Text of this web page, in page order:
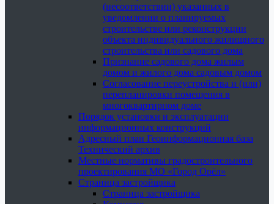
(несоответствии) указанных в
уведомлении о планируемых
строительстве или реконструкции
объекта индивидуального жилищного
строительства или садового дома
Признание садового дома жилым
домом и жилого дома садовым домом
Согласование переустройства и (или)
перепланировки помещения в
многоквартирном доме
Порядок установки и эксплуатации
информационных конструкций
Адресный план Геоинформационная база
Технический архив
Местные нормативы градостроительного
проектирования МО «Город Орёл»
Страница застройщика
Страница застройщика